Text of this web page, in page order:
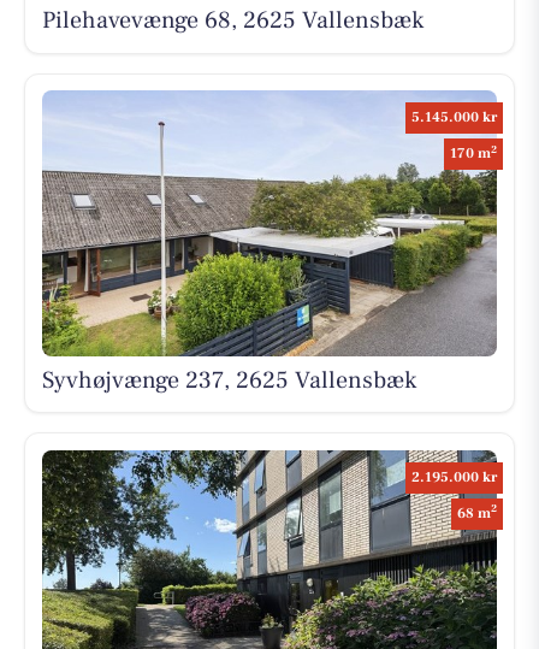
Pilehavevænge 68, 2625 Vallensbæk
5.145.000 kr
170 m2
Syvhøjvænge 237, 2625 Vallensbæk
2.195.000 kr
68 m2